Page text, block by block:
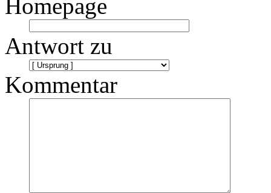
Homepage
Antwort zu
Kommentar